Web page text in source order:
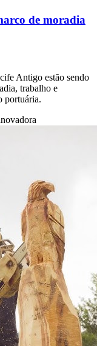
de moradia
Antigo estão sendo
trabalho e
portuária.